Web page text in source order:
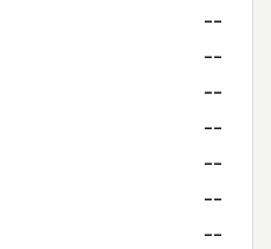
--
--
--
--
--
--
--